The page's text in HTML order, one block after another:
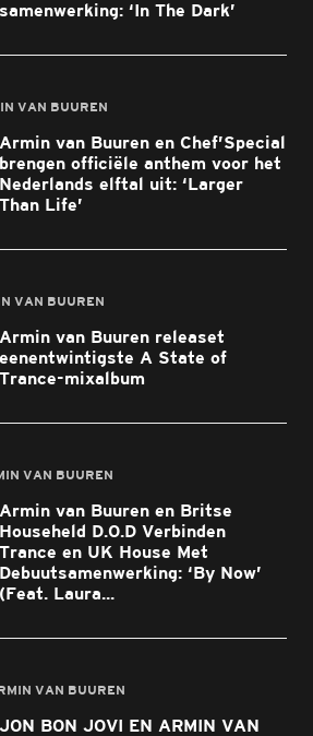
samenwerking: ‘In The Dark’
VAN BUUREN
Armin van Buuren en Chef’Special
brengen officiële anthem voor het
Nederlands elftal uit: ‘Larger
Than Life’
VAN BUUREN
Armin van Buuren releaset
eenentwintigste A State of
Trance-mixalbum
VAN BUUREN
Armin van Buuren en Britse
Househeld D.O.D Verbinden
Trance en UK House Met
Debuutsamenwerking: ‘By Now’
(Feat. Laura...
VAN BUUREN
JON BON JOVI EN ARMIN VAN